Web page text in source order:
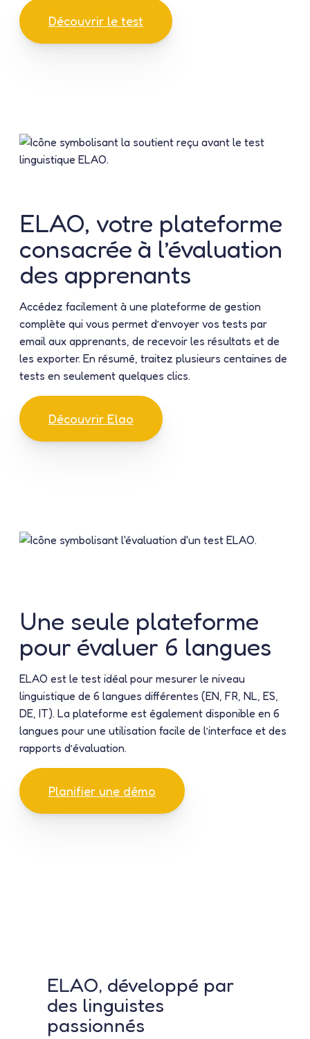
Découvrir le test
ELAO, votre plateforme
consacrée à l’évaluation
des apprenants
Accédez facilement à une plateforme de gestion
complète qui vous permet d’envoyer vos tests par
email aux apprenants, de recevoir les résultats et de
les exporter. En résumé, traitez plusieurs centaines de
tests en seulement quelques clics.
Découvrir Elao
Une seule plateforme
pour évaluer 6 langues
ELAO est le test idéal pour mesurer le niveau
linguistique de 6 langues différentes (EN, FR, NL, ES,
DE, IT). La plateforme est également disponible en 6
langues pour une utilisation facile de l’interface et des
rapports d’évaluation.
Planifier une démo
ELAO, développé par
des linguistes
passionnés